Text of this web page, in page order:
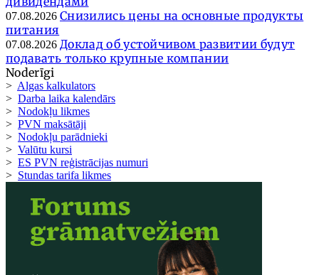
07.08.2026 Снизились цены на основные продукты
питания
07.08.2026 Доклад об устойчивом развитии будут
подавать только крупные компании
Noderīgi
> Algas kalkulators
> Darba laika kalendārs
> Nodokļu likmes
> PVN maksātāji
> Nodokļu parādnieki
> Valūtu kursi
> ES PVN reģistrācijas numuri
> Stundas tarifa likmes